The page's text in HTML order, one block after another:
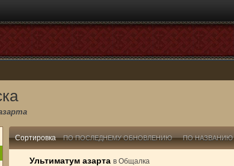
Сортировка ПО ПОСЛЕДНЕМУ ОБНОВЛЕНИЮ ПО НАЗВАНИЮ
Ультиматум азарта вОбщалка